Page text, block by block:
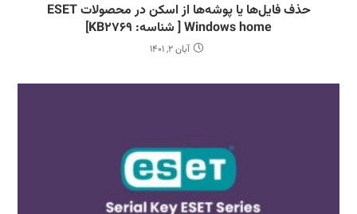
حذف فایل‌ها یا پوشه‌ها از اسکن در محصولات ESET
Windows home [ شناسه: KB2769]
آبان 2, 1401